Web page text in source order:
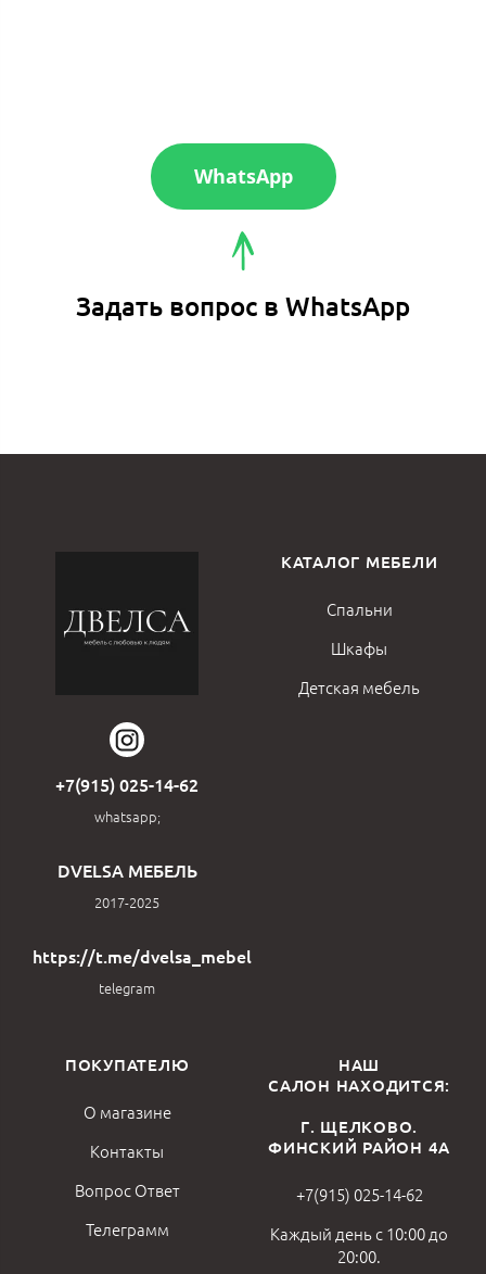
WhatsApp
Задать вопрос в WhatsApp
+7(915) 025-14-62
whatsapp;
DVELSA МЕБЕЛЬ
2017-2025
https://t.me/dvelsa_mebel
telegram
КАТАЛОГ МЕБЕЛИ
Спальни
Шкафы
Детская мебель
ПОКУПАТЕЛЮ
О магазине
Контакты
Вопрос Ответ
Телеграмм
НАШ
САЛОН НАХОДИТСЯ:
Г. ЩЕЛКОВО.
ФИНСКИЙ РАЙОН 4А
+7(915) 025-14-62
Каждый день с 10:00 до
20:00.